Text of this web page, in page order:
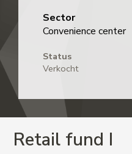
Sector
Convenience center
Status
Verkocht
Retail fund I